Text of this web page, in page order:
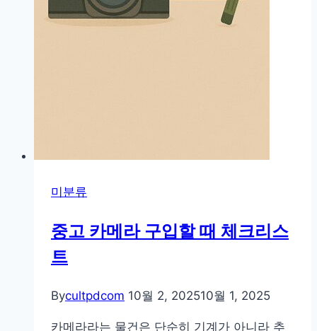
미분류
중고 카메라 구입할 때 체크리스
트
Bycultpdcom 10월 2, 202510월 1, 2025
카메라라는 물건은 단순히 기계가 아니라 추